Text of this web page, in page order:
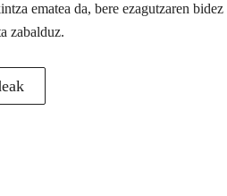
ematea da, bere ezagutzaren
zabalduz.